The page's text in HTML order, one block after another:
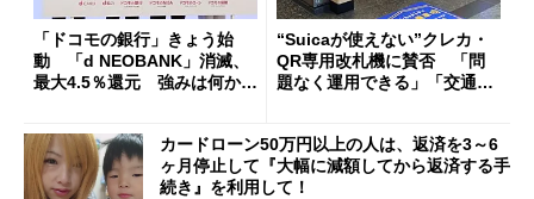
「ドコモの銀行」きょう始
動 「d NEOBANK」消滅、
最大4.5％還元 強みは何か解
“Suicaが使えない”クレカ・
QR専用改札機に賛否 「問
題なく運用できる」「交通系I
カードローン50万円以上の人は、返済を3～6
ヶ月停止して『大幅に減額してから返済する手
続き』を利用して！